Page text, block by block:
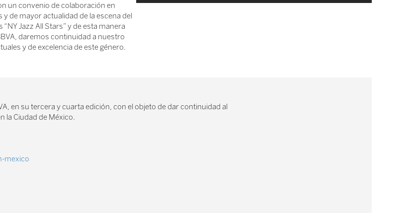
un convenio de colaboración en
de mayor actualidad de la escena del
Jazz All Stars” y de esta manera
daremos continuidad a nuestro
y de excelencia de este género.
en su tercera y cuarta edición, con el objeto de dar continuidad al
la Ciudad de México.
mexico